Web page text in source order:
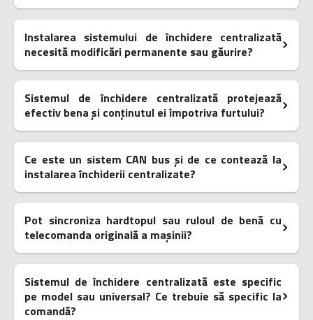
Instalarea sistemului de închidere centralizată
necesită modificări permanente sau găurire?
Sistemul de închidere centralizată protejează
efectiv bena și conținutul ei împotriva furtului?
Ce este un sistem CAN bus și de ce contează la
instalarea închiderii centralizate?
Pot sincroniza hardtopul sau ruloul de benă cu
telecomanda originală a mașinii?
Sistemul de închidere centralizată este specific
pe model sau universal? Ce trebuie să specific la
comandă?